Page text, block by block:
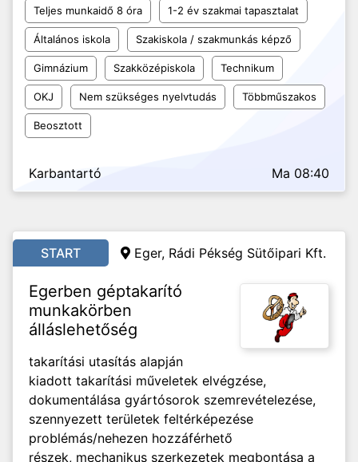
Teljes munkaidő 8 óra 1-2 év szakmai tapasztalat
Általános iskola Szakiskola / szakmunkás képző
Gimnázium Szakközépiskola Technikum
OKJ Nem szükséges nyelvtudás Többműszakos
Beosztott
Karbantartó Ma 08:40
START Eger, Rádi Pékség Sütőipari Kft.
Egerben géptakarító
munkakörben
álláslehetőség
takarítási utasítás alapján
kiadott takarítási műveletek elvégzése,
dokumentálása gyártósorok szemrevételezése,
szennyezett területek feltérképezése
problémás/nehezen hozzáférhető
részek, mechanikus szerkezetek megbontása a